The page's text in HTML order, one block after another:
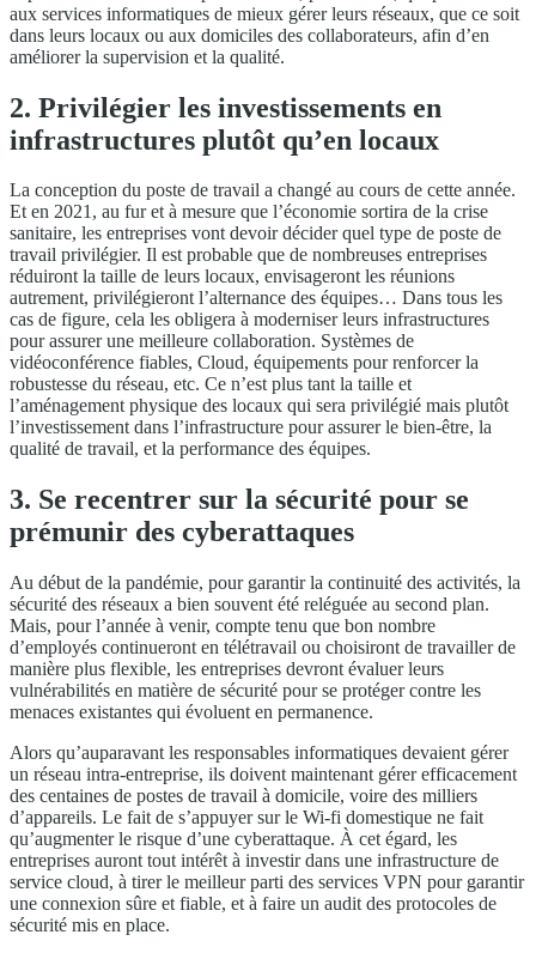
aux services informatiques de mieux gérer leurs réseaux, que ce soit
dans leurs locaux ou aux domiciles des collaborateurs, afin d’en
améliorer la supervision et la qualité.
2. Privilégier les investissements en
infrastructures plutôt qu’en locaux
La conception du poste de travail a changé au cours de cette année.
Et en 2021, au fur et à mesure que l’économie sortira de la crise
sanitaire, les entreprises vont devoir décider quel type de poste de
travail privilégier. Il est probable que de nombreuses entreprises
réduiront la taille de leurs locaux, envisageront les réunions
autrement, privilégieront l’alternance des équipes… Dans tous les
cas de figure, cela les obligera à moderniser leurs infrastructures
pour assurer une meilleure collaboration. Systèmes de
vidéoconférence fiables, Cloud, équipements pour renforcer la
robustesse du réseau, etc. Ce n’est plus tant la taille et
l’aménagement physique des locaux qui sera privilégié mais plutôt
l’investissement dans l’infrastructure pour assurer le bien-être, la
qualité de travail, et la performance des équipes.
3. Se recentrer sur la sécurité pour se
prémunir des cyberattaques
Au début de la pandémie, pour garantir la continuité des activités, la
sécurité des réseaux a bien souvent été reléguée au second plan.
Mais, pour l’année à venir, compte tenu que bon nombre
d’employés continueront en télétravail ou choisiront de travailler de
manière plus flexible, les entreprises devront évaluer leurs
vulnérabilités en matière de sécurité pour se protéger contre les
menaces existantes qui évoluent en permanence.
Alors qu’auparavant les responsables informatiques devaient gérer
un réseau intra-entreprise, ils doivent maintenant gérer efficacement
des centaines de postes de travail à domicile, voire des milliers
d’appareils. Le fait de s’appuyer sur le Wi-fi domestique ne fait
qu’augmenter le risque d’une cyberattaque. À cet égard, les
entreprises auront tout intérêt à investir dans une infrastructure de
service cloud, à tirer le meilleur parti des services VPN pour garantir
une connexion sûre et fiable, et à faire un audit des protocoles de
sécurité mis en place.